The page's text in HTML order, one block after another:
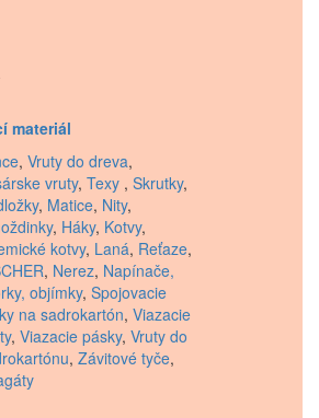
materiál
, Vruty do dreva,
vruty, Texy , Skrutky,
, Matice, Nity,
, Háky, Kotvy,
kotvy, Laná, Reťaze,
, Nerez, Napínače,
objímky, Spojovacie
na sadrokartón, Viazacie
, Viazacie pásky, Vruty do
, Závitové tyče,